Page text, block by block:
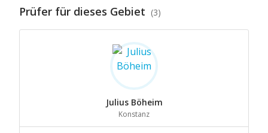
Prüfer für dieses Gebiet (3)
Julius Böheim
Konstanz